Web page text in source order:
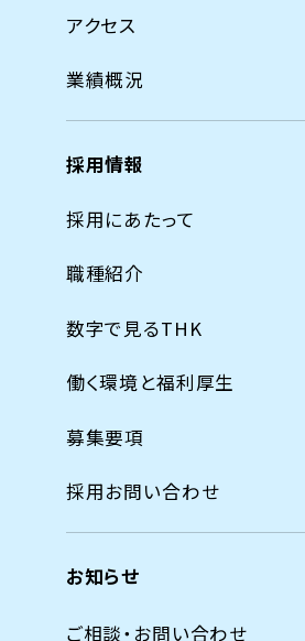
アクセス
業績概況
採用情報
採用にあたって
職種紹介
数字で見るTHK
働く環境と福利厚生
募集要項
採用お問い合わせ
お知らせ
ご相談・お問い合わせ